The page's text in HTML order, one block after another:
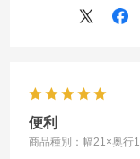
便利
商品種別：幅21×奥行